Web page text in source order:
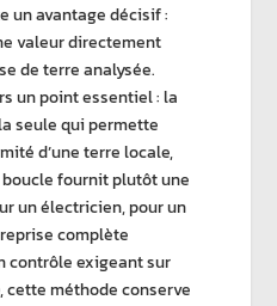
un avantage décisif :
valeur directement
de terre analysée.
un point essentiel : la
seule qui permette
d’une terre locale,
fournit plutôt une
un électricien, pour un
complète
contrôle exigeant sur
méthode conserve